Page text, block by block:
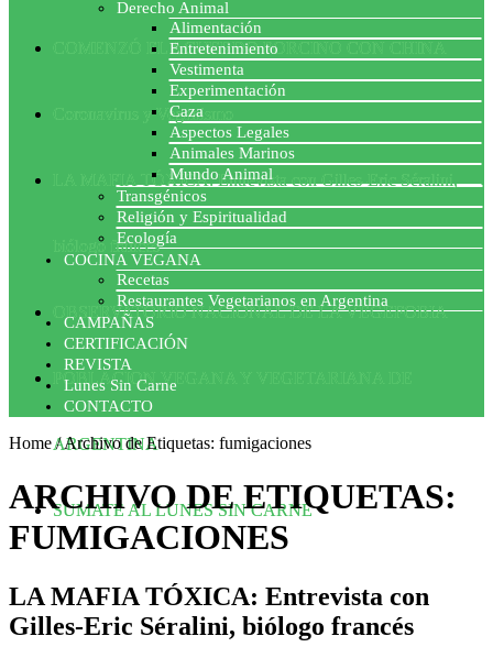
COMENZÓ EL ACUERDO PORCINO CON CHINA
Coronavirus y Veganismo
LA MAFIA TÓXICA: Entrevista con Gilles-Eric Séralini,
biólogo francés
OBSERVATORIO NACIONAL DE LA VEGEFOBIA
POBLACION VEGANA Y VEGETARIANA DE
ARGENTINA
SUMATE AL LUNES SIN CARNE
Derecho Animal
Alimentación
Entretenimiento
Vestimenta
Experimentación
Caza
Aspectos Legales
Animales Marinos
Mundo Animal
Transgénicos
Religión y Espiritualidad
Ecología
COCINA VEGANA
Recetas
Restaurantes Vegetarianos en Argentina
CAMPAÑAS
CERTIFICACIÓN
REVISTA
Lunes Sin Carne
CONTACTO
Home/Archivo de Etiquetas: fumigaciones
ARCHIVO DE ETIQUETAS:
FUMIGACIONES
LA MAFIA TÓXICA: Entrevista con
Gilles-Eric Séralini, biólogo francés